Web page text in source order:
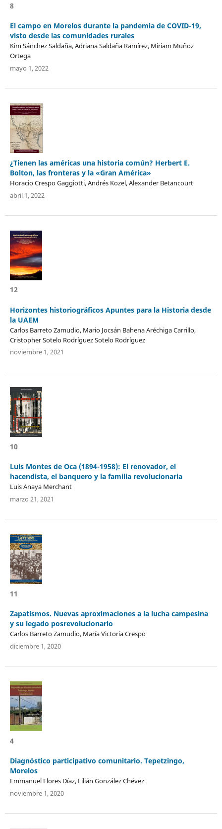
8
El campo en Morelos durante la pandemia de COVID-19,
visto desde las comunidades rurales
Kim Sánchez Saldaña, Adriana Saldaña Ramírez, Miriam Muñoz
Ortega
mayo 1, 2022
¿Tienen las américas una historia común? Herbert E.
Bolton, las fronteras y la «Gran América»
Horacio Crespo Gaggiotti, Andrés Kozel, Alexander Betancourt
abril 1, 2022
12
Horizontes historiográficos Apuntes para la Historia desde
la UAEM
Carlos Barreto Zamudio, Mario Jocsán Bahena Aréchiga Carrillo,
Cristopher Sotelo Rodríguez Sotelo Rodríguez
noviembre 1, 2021
10
Luis Montes de Oca (1894-1958): El renovador, el
hacendista, el banquero y la familia revolucionaria
Luis Anaya Merchant
marzo 21, 2021
11
Zapatismos. Nuevas aproximaciones a la lucha campesina
y su legado posrevolucionario
Carlos Barreto Zamudio, María Victoria Crespo
diciembre 1, 2020
4
Diagnóstico participativo comunitario. Tepetzingo,
Morelos
Emmanuel Flores Díaz, Lilián González Chévez
noviembre 1, 2020